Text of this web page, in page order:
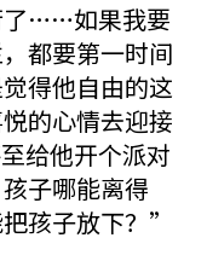
了……如果我要
都要第一时间
得他自由的这
的心情去迎接
给他开个派对
子哪能离得
孩子放下？”